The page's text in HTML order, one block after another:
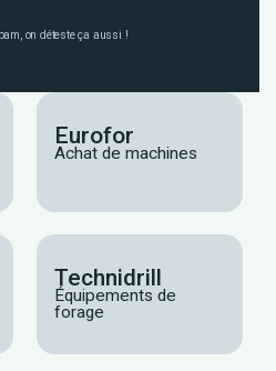
on déteste ça aussi !
Eurofor
Achat de machines
Technidrill
Équipements de
forage